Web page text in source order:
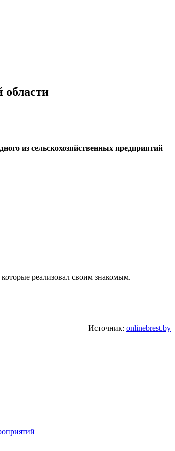
области
из сельскохозяйственных предприятий
реализовал своим знакомым.
Источник: onlinebrest.by